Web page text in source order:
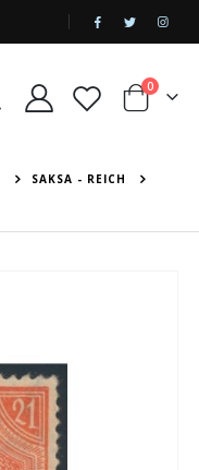
|
Cart
0tuotetta
SAKSA - REICH